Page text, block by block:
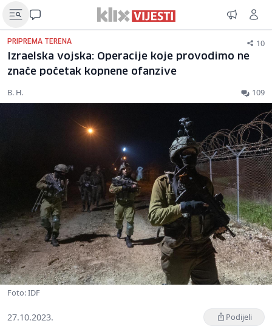
PRIPREMA TERENA 10
Izraelska vojska: Operacije koje provodimo ne
znače početak kopnene ofanzive
B. H. 109
Foto: IDF
27.10.2023. Podijeli